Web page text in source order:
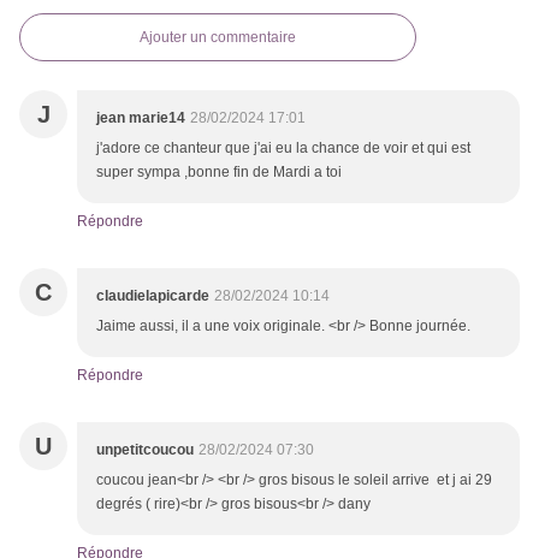
Ajouter un commentaire
J jean marie14 28/02/2024 17:01
j'adore ce chanteur que j'ai eu la chance de voir et qui est
super sympa ,bonne fin de Mardi a toi
Répondre
C claudielapicarde 28/02/2024 10:14
Jaime aussi, il a une voix originale. <br /> Bonne journée.
Répondre
U unpetitcoucou 28/02/2024 07:30
coucou jean<br /> <br /> gros bisous le soleil arrive et j ai 29
degrés ( rire)<br /> gros bisous<br /> dany
Répondre